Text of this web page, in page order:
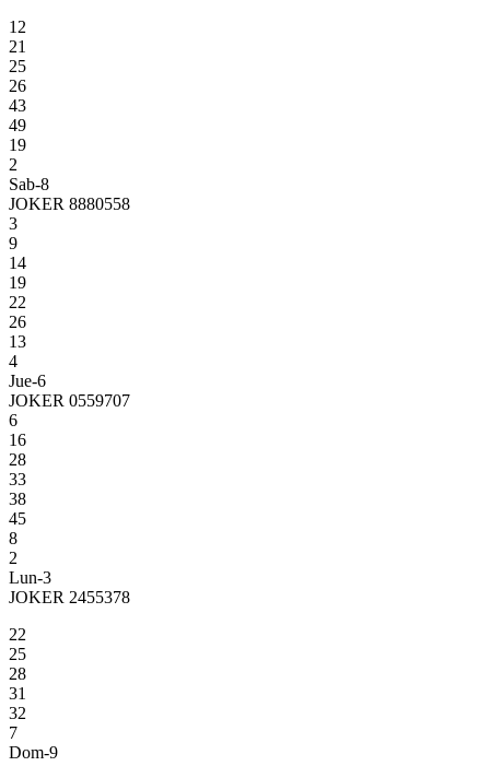
12
21
25
26
43
49
19
2
Sab-8
JOKER 8880558
3
9
14
19
22
26
13
4
Jue-6
JOKER 0559707
6
16
28
33
38
45
8
2
Lun-3
JOKER 2455378
22
25
28
31
32
7
Dom-9